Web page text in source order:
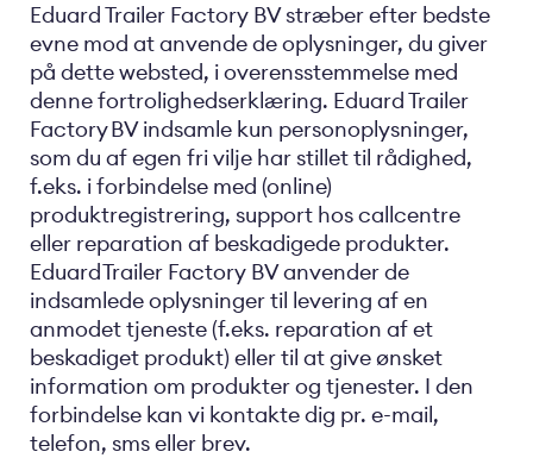
Eduard Trailer Factory BV stræber efter bedste
evne mod at anvende de oplysninger, du giver
på dette websted, i overensstemmelse med
denne fortrolighedserklæring. Eduard Trailer
Factory BV indsamle kun personoplysninger,
som du af egen fri vilje har stillet til rådighed,
f.eks. i forbindelse med (online)
produktregistrering, support hos callcentre
eller reparation af beskadigede produkter.
Eduard Trailer Factory BV anvender de
indsamlede oplysninger til levering af en
anmodet tjeneste (f.eks. reparation af et
beskadiget produkt) eller til at give ønsket
information om produkter og tjenester. I den
forbindelse kan vi kontakte dig pr. e-mail,
telefon, sms eller brev.